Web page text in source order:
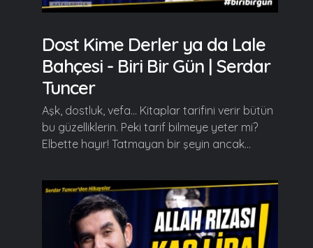
Dost Kime Derler ya da Lale
Bahçesi - Biri Bir Gün | Serdar
Tuncer
Aşk, dostluk, vefa... Kitaplar tarifini verir bütün
bu güzelliklerin. Peki tarif bilmeye yeter mi?
Elbette hayır! Tatmayan bir şeyin ancak...